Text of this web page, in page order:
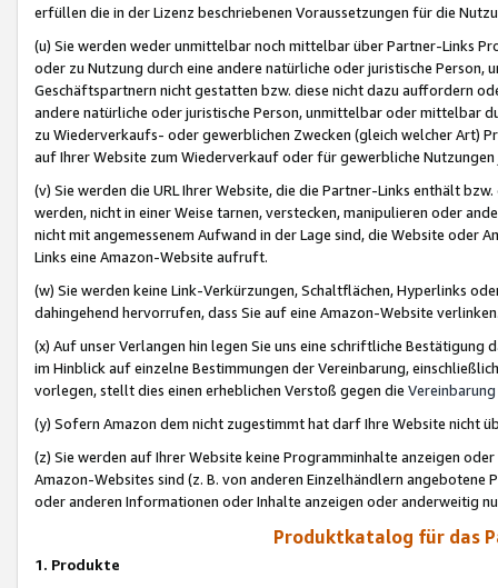
erfüllen die in der Lizenz beschriebenen Voraussetzungen für die
(u) Sie werden weder unmittelbar noch mittelbar über Partner-Links
oder zu Nutzung durch eine andere natürliche oder juristische
Geschäftspartnern nicht gestatten bzw. diese nicht dazu auffordern
andere natürliche oder juristische Person, unmittelbar oder mittelbar
zu Wiederverkaufs- oder gewerblichen Zwecken (gleich welcher Art)
auf Ihrer Website zum Wiederverkauf oder für gewerbliche
(v) Sie werden die URL Ihrer Website, die die Partner-Links enthält
werden, nicht in einer Weise tarnen, verstecken, manipulieren oder
nicht mit angemessenem Aufwand in der Lage sind, die Website oder
Links eine Amazon-Website aufruft.
(w) Sie werden keine Link-Verkürzungen, Schaltflächen, Hyperlinks
dahingehend hervorrufen, dass Sie auf eine Amazon-Website
(x) Auf unser Verlangen hin legen Sie uns eine schriftliche
im Hinblick auf einzelne Bestimmungen der Vereinbarung,
vorlegen, stellt dies einen erheblichen Verstoß gegen die Vereinbarung
(y) Sofern Amazon dem nicht zugestimmt hat darf Ihre Website nicht
(z) Sie werden auf Ihrer Website keine Programminhalte anzeigen
Amazon-Websites sind (z. B. von anderen Einzelhändlern
oder anderen Informationen oder Inhalte anzeigen oder anderweitig
Produktkatalog für das
1. Produkte